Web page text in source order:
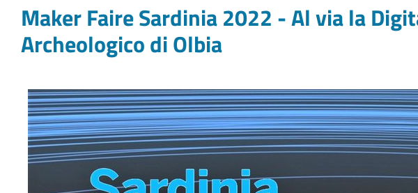
Maker Faire Sardinia 2022 - Al via la
Archeologico di Olbia